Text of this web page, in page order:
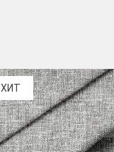
ХИТ